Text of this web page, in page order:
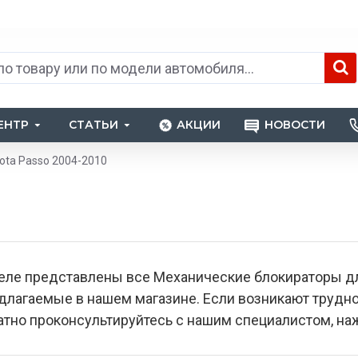
СТАТЬИ АКЦИИ НОВОСТИ
Passo 2004-2010
представлены все Механические блокираторы
в нашем магазине. Если возникают
проконсультируйтесь с нашим специалистом,